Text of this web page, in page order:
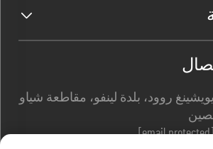
Office add : رقم 7 يويشينغ روود، بلدة لينفو، مقاطعة شياو
[email protected]